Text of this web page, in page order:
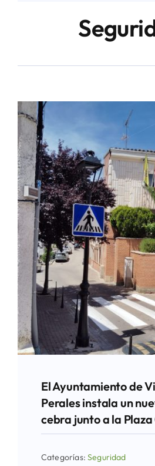
El Ayuntamiento de
Perales instala un
cebra junto a la
Categorías:Seguridad